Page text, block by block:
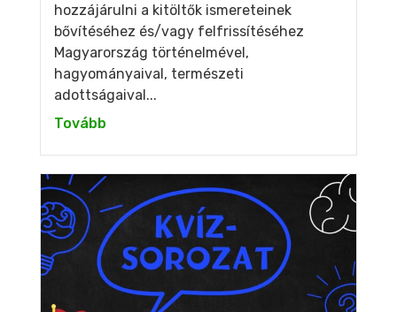
hozzájárulni a kitöltők ismereteinek
bővítéséhez és/vagy felfrissítéséhez
Magyarország történelmével,
hagyományaival, természeti
adottságaival...
Tovább